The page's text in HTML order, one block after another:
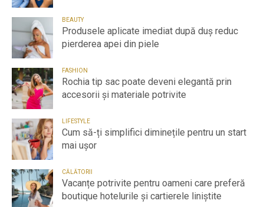
BEAUTY
Produsele aplicate imediat după duș reduc
pierderea apei din piele
FASHION
Rochia tip sac poate deveni elegantă prin
accesorii și materiale potrivite
LIFESTYLE
Cum să-ți simplifici diminețile pentru un start
mai ușor
CĂLĂTORII
Vacanțe potrivite pentru oameni care preferă
boutique hotelurile și cartierele liniștite